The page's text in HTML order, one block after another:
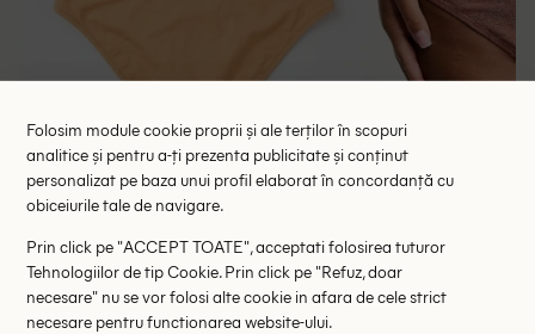
Chilot de baie Zara, portocaliu
33.00 lei
RRP: 89.00 lei
S
Chilot de baie
Folosim module cookie proprii și ale terților în scopuri
analitice și pentru a-ți prezenta publicitate și conținut
personalizat pe baza unui profil elaborat în concordanță cu
obiceiurile tale de navigare.
Prin click pe "ACCEPT TOATE", acceptati folosirea tuturor
Tehnologiilor de tip Cookie. Prin click pe "Refuz, doar
necesare" nu se vor folosi alte cookie in afara de cele strict
necesare pentru functionarea website-ului.